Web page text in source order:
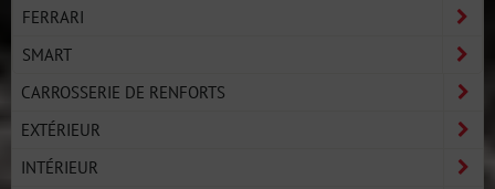
FERRARI
SMART
CARROSSERIE DE RENFORTS
EXTÉRIEUR
INTÉRIEUR